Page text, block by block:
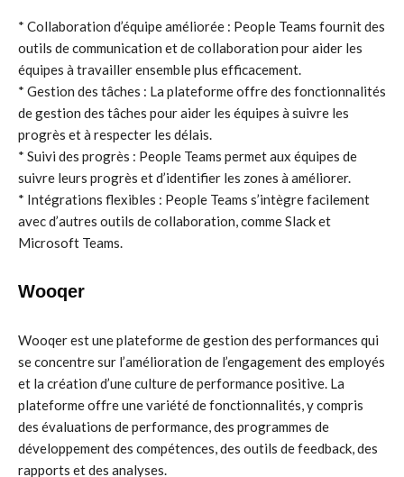
* Collaboration d’équipe améliorée : People Teams fournit des
outils de communication et de collaboration pour aider les
équipes à travailler ensemble plus efficacement.
* Gestion des tâches : La plateforme offre des fonctionnalités
de gestion des tâches pour aider les équipes à suivre les
progrès et à respecter les délais.
* Suivi des progrès : People Teams permet aux équipes de
suivre leurs progrès et d’identifier les zones à améliorer.
* Intégrations flexibles : People Teams s’intègre facilement
avec d’autres outils de collaboration, comme Slack et
Microsoft Teams.
Wooqer
Wooqer est une plateforme de gestion des performances qui
se concentre sur l’amélioration de l’engagement des employés
et la création d’une culture de performance positive. La
plateforme offre une variété de fonctionnalités, y compris
des évaluations de performance, des programmes de
développement des compétences, des outils de feedback, des
rapports et des analyses.